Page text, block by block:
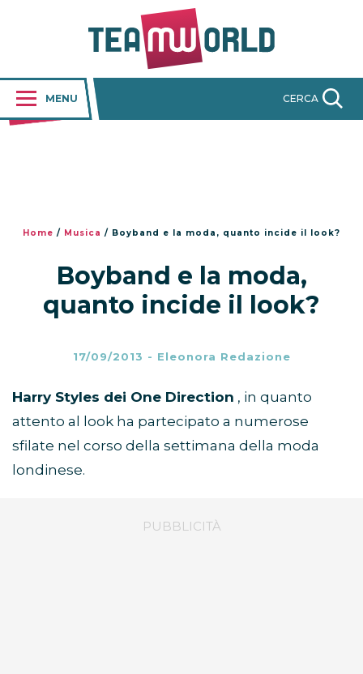
MENU CERCA
Home / Musica / Boyband e la moda, quanto incide il look?
Boyband e la moda,
quanto incide il look?
17/09/2013 - Eleonora Redazione
Harry Styles dei One Direction , in quanto
attento al look ha partecipato a numerose
sfilate nel corso della settimana della moda
londinese.